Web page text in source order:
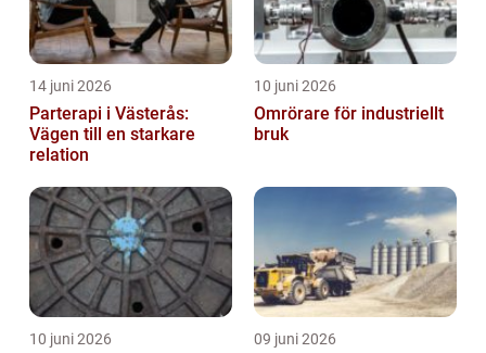
14 juni 2026
Parterapi i Västerås:
Vägen till en starkare
relation
10 juni 2026
Omrörare för industriellt
bruk
10 juni 2026 09 juni 2026